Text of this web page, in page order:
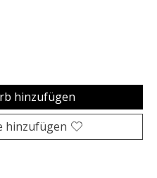
hinzufügen
hinzufügen